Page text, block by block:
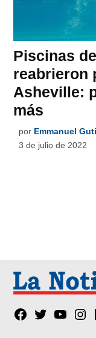
Piscinas
reabrieron
Asheville:
más
por Emmanuel
3 de julio de 2022
Facebook
TwitterYouTube